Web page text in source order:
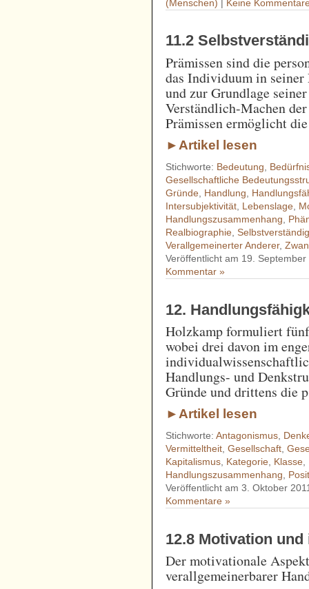
(Menschen) Keine
11.2
Prämissen sind die
das Individuum in
und zur Grundlage
Verständlich-Machen
Prämissen ermöglicht
►Artikel lesen
Stichworte: Bedeutung
Gesellschaftliche
Gründe Handlung
Intersubjektivität Lebenslage
Handlungszusammenhang
Realbiographie ,
Verallgemeinerter Anderer,
Veröffentlicht am 19.
Kommentar »
12.
Holzkamp formuliert
wobei drei davon im
Handlungs- und
Gründe und drittens die
►Artikel lesen
Stichworte:Antagonismus
Vermitteltheit ,Gesellschaft ,
Kapitalismus Kategorie Klasse
Handlungszusammenhang
Veröffentlicht am 3. Oktober
Kommentare »
12.8 Motivation
Der motivationale
verallgemeinerbarer